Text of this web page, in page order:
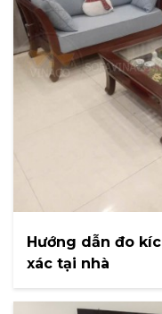
Hướng dẫn đo
xác tại nhà